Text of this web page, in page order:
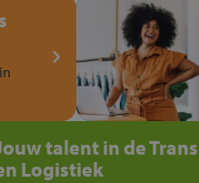
talent in de
Logistiek